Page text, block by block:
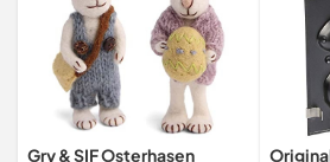
Gry & SIF Osterhasen